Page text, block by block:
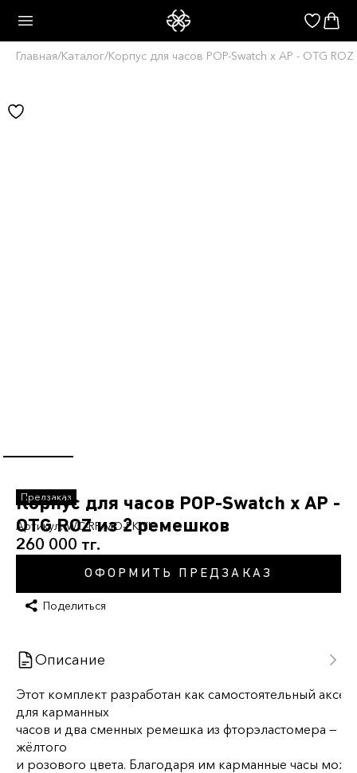
Главная/Каталог/Корпус для часов POP-Swatch x AP - OTG
Корпус для часов POP-Swatch x AP -
OTG ROZ из 2 ремешков
Артикул:WC-RP-MO-PK-YL
260 000 тг.
ОФОРМИТЬ ПРЕДЗАКАЗ
Поделиться
Описание
Этот комплект разработан как самостоятельный
для карманных
часов и два сменных ремешка из фторэластомера —
жёлтого
и розового цвета. Благодаря им карманные часы